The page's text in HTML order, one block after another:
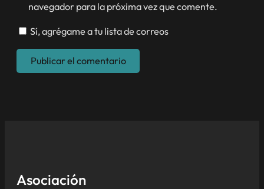
navegador para la próxima vez que comente.
Sí, agrégame a tu lista de correos
Asociación